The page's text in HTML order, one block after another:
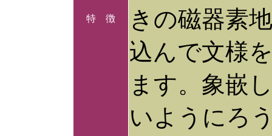
特 徴
きの磁器素
込んで文様
ます。象嵌
いようにろ